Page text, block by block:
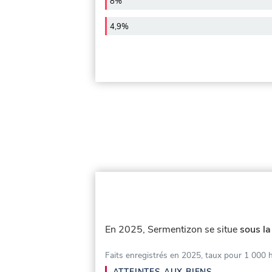
4,9%
En 2025, Sermentizon se situesous
Faits enregistrés en 2025, taux pour 1 000